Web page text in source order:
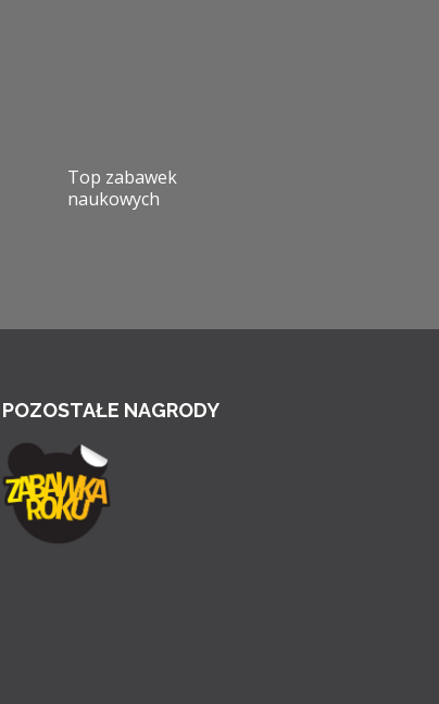
Top zabawek
naukowych
POZOSTAŁE NAGRODY